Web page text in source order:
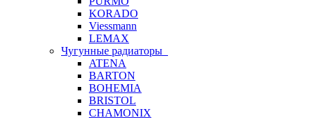
KORADO
Viessmann
LEMAX
Чугунные радиаторы
ATENA
BARTON
BOHEMIA
BRISTOL
CHAMONIX